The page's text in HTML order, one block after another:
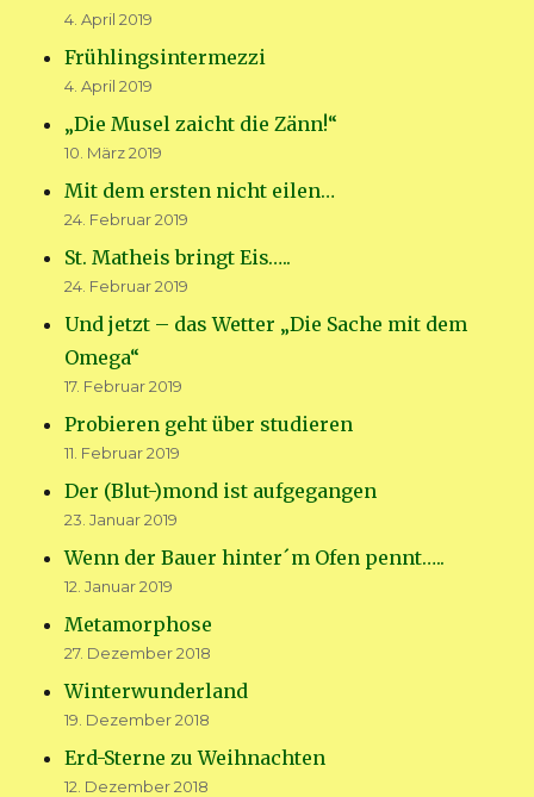
4. April 2019
Frühlingsintermezzi
4. April 2019
„Die Musel zaicht die Zänn!“
10. März 2019
Mit dem ersten nicht eilen…
24. Februar 2019
St. Matheis bringt Eis…..
24. Februar 2019
Und jetzt – das Wetter „Die Sache mit dem
Omega“
17. Februar 2019
Probieren geht über studieren
11. Februar 2019
Der (Blut-)mond ist aufgegangen
23. Januar 2019
Wenn der Bauer hinter´m Ofen pennt…..
12. Januar 2019
Metamorphose
27. Dezember 2018
Winterwunderland
19. Dezember 2018
Erd-Sterne zu Weihnachten
12. Dezember 2018